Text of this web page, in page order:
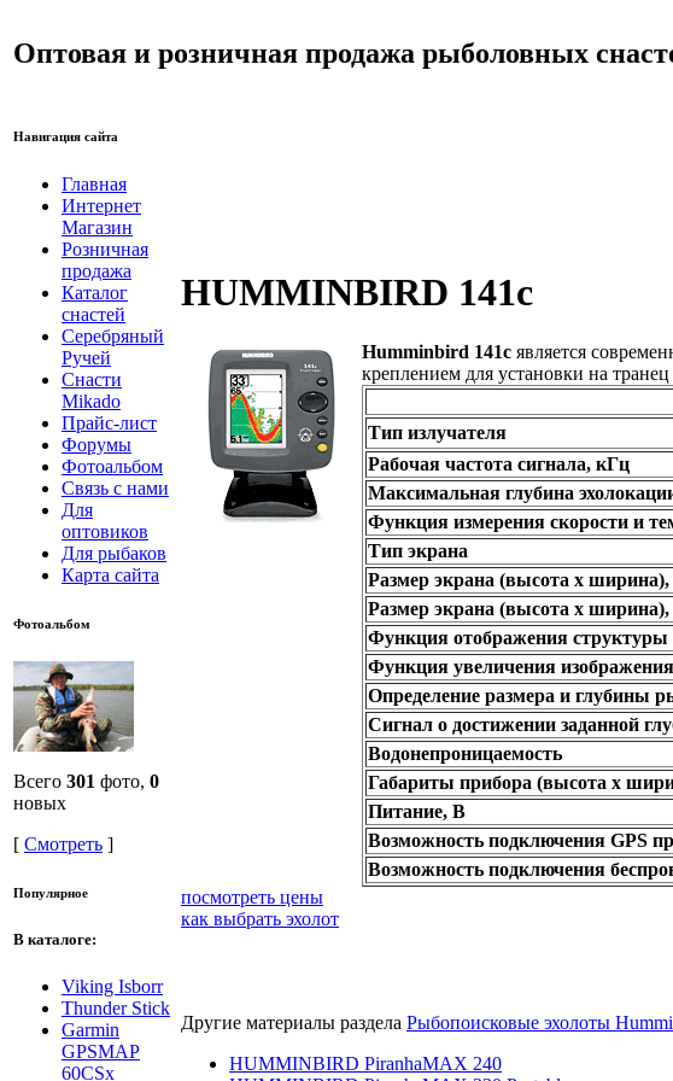
Оптовая и розничная продажа рыболовных
Навигация сайта
Главная
Интернет
Магазин
Розничная
продажа
Каталог
снастей
Серебряный
Ручей
Снасти
Mikado
Прайс-лист
Форумы
Фотоальбом
Связь с нами
Для
оптовиков
Для рыбаков
Карта сайта
Фотоальбом
Всего 301 фото, 0
новых
[ Смотреть ]
Популярное
В каталоге:
Viking Isborr
Thunder Stick
Garmin
GPSMAP
60CSx
HUMMINBIRD 141c
Humminbird 141c является
креплением для установки на транец
Тип излучателя
Рабочая частота сигнала, кГц
Максимальная глубина
Функция измерения скорости и
Тип экрана
Размер экрана (высота х ширина),
Размер экрана (высота х
Функция отображения структуры
Функция увеличения
Определение размера и глубины
Сигнал о достижении заданной
Водонепроницаемость
Габариты прибора (высота х
Питание, В
Возможность подключения GPS
Возможность подключения
посмотреть цены
как выбрать эхолот
Другие материалы раздела Рыбопоисковые эхолоты
HUMMINBIRD PiranhaMAX 240